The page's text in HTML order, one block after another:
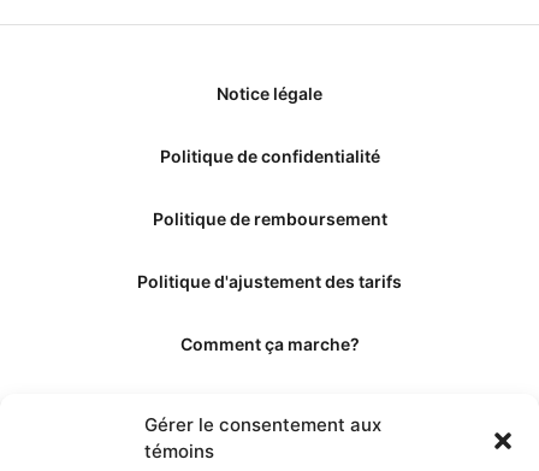
Gérer le consentement aux
témoins
Notice légale
Politique de confidentialité
Politique de remboursement
Politique d'ajustement des tarifs
Comment ça marche?